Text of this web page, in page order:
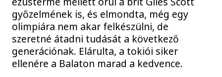
győzelmének is, és elmondta, még egy
olimpiára nem akar felkészülni, de
szeretné átadni tudását a következő
generációnak. Elárulta, a tokiói siker
ellenére a Balaton marad a kedvence.